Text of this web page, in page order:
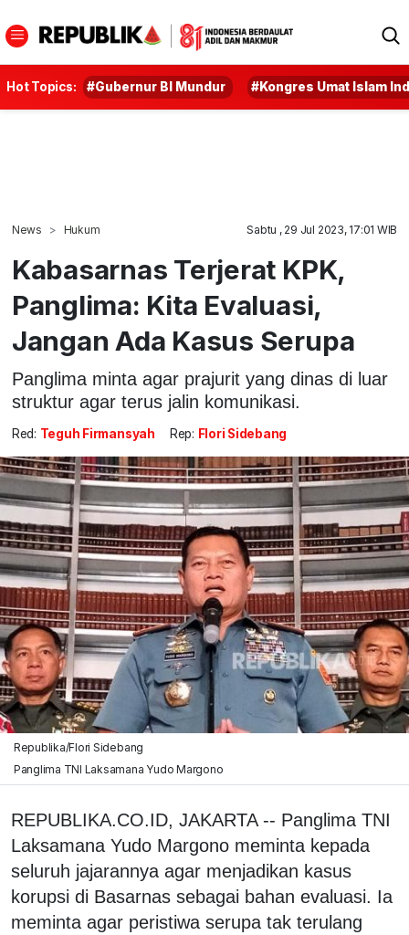
Hot Topics: #Gubernur BI Mundur #Kongres Umat Islam
News Hukum Sabtu , 29 Jul 2023, 17:01 WIB
Kabasarnas Terjerat KPK,
Panglima: Kita Evaluasi,
Jangan Ada Kasus Serupa
Panglima minta agar prajurit yang dinas di luar
struktur agar terus jalin komunikasi.
Red: Teguh Firmansyah Rep: Flori Sidebang
Republika/Flori Sidebang
Panglima TNI Laksamana Yudo Margono
REPUBLIKA.CO.ID, JAKARTA -- Panglima TNI
Laksamana Yudo Margono meminta kepada
seluruh jajarannya agar menjadikan kasus
korupsi di Basarnas sebagai bahan evaluasi. Ia
meminta agar peristiwa serupa tak terulang